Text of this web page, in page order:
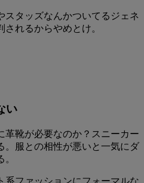
スタッズなんかついてるジェネ
れるからやめとけ。
い
革靴が必要なのか？スニーカー
。服との相性が悪いと一気にダ
系ファッションにフォーマルな